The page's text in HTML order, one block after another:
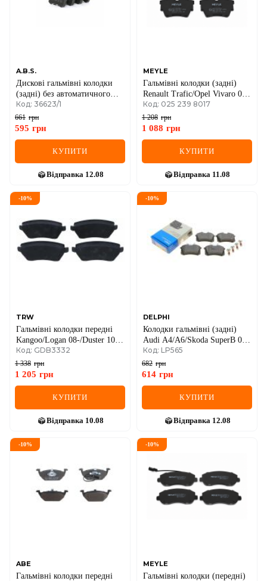
A.B.S.
Дискові гальмівні колодки
(задні) без автоматичного
стоянкового гальма Renault
Megane III + IV
Код: 36623/1
661 грн
595 грн
КУПИТИ
Відправка 12.08
MEYLE
Гальмівні колодки (задні)
Renault Trafic/Opel Vivaro 01-
2.0
Код: 025 239 8017
1 208 грн
1 088 грн
КУПИТИ
Відправка 11.08
-10%
TRW
Гальмівні колодки передні
Kangoo/Logan 08-/Duster 10-
(TRW)
Код: GDB3332
1 338 грн
1 205 грн
КУПИТИ
Відправка 10.08
-10%
DELPHI
Колодки гальмівні (задні)
Audi A4/A6/Skoda SuperB 01-
09/Renault Clio 05-14/VW
Golf/Passat 84-02
Код: LP565
682 грн
614 грн
КУПИТИ
Відправка 12.08
-10%
ABE
Гальмівні колодки передні
-10%
MEYLE
Гальмівні колодки (передні)